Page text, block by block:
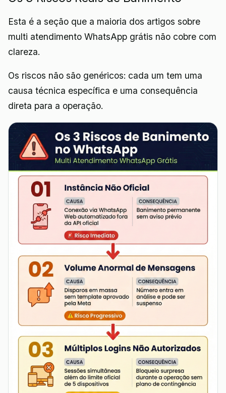
Esta é a seção que a maioria dos artigos sobre
multi atendimento WhatsApp grátis não cobre com
clareza.
Os riscos não são genéricos: cada um tem uma
causa técnica específica e uma consequência
direta para a operação.